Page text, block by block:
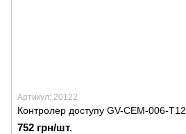
Артикул: 20122
Контролер доступу GV-CEM-006-T12
752 грн/шт.